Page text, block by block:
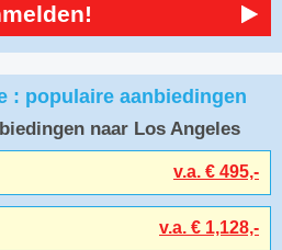
: populaire aanbiedingen
naar Los Angeles
v.a. € 495,-
v.a. € 1,128,-